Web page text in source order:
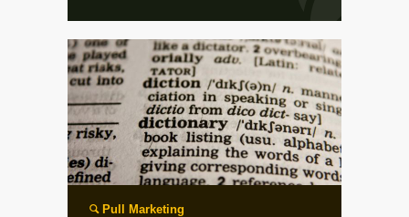
Pull Marketing